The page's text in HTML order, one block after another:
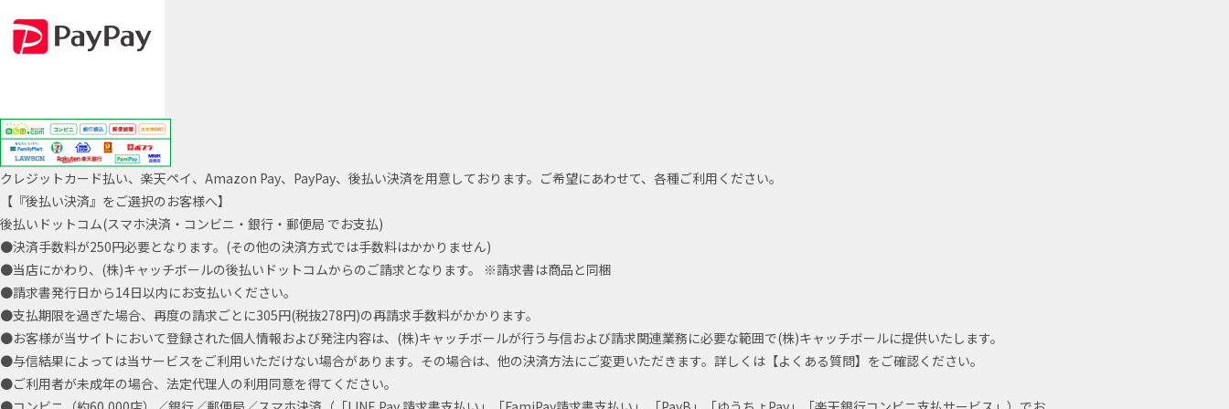
クレジットカード払い、楽天ペイ、Amazon Pay、PayPay、後払い決済を用意しております。ご希望にあわせて、各種ご利用ください。
【『後払い決済』をご選択のお客様へ】
後払いドットコム(スマホ決済・コンビニ・銀行・郵便局 でお支払)
●決済手数料が250円必要となります。(その他の決済方式では手数料はかかりません)
●当店にかわり、(株)キャッチボールの後払いドットコムからのご請求となります。 ※請求書は商品と同梱
●請求書発行日から14日以内にお支払いください。
●支払期限を過ぎた場合、再度の請求ごとに305円(税抜278円)の再請求手数料がかかります。
●お客様が当サイトにおいて登録された個人情報および発注内容は、(株)キャッチボールが行う与信および請求関連業務に必要な範囲で(株)キャッチボールに提供いたします。
●与信結果によっては当サービスをご利用いただけない場合があります。その場合は、他の決済方法にご変更いただきます。詳しくは【よくある質問】をご確認ください。
●ご利用者が未成年の場合、法定代理人の利用同意を得てください。